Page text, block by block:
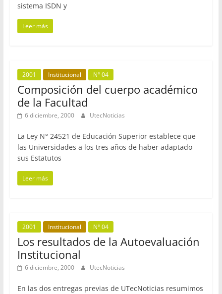
sistema ISDN y
Leer más
2001 Institucional N° 04
Composición del cuerpo académico
de la Facultad
6 diciembre, 2000 UtecNoticias
La Ley N° 24521 de Educación Superior establece que
las Universidades a los tres años de haber adaptado
sus Estatutos
Leer más
2001 Institucional N° 04
Los resultados de la Autoevaluación
Institucional
6 diciembre, 2000 UtecNoticias
En las dos entregas previas de UTecNoticias resumimos